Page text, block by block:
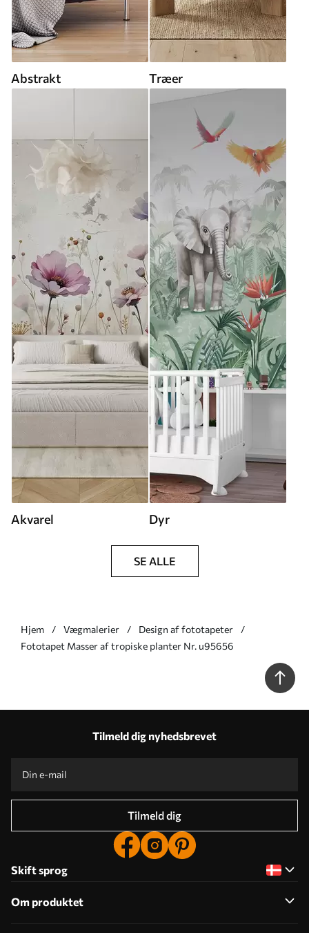
Abstrakt Træer
Akvarel Dyr
SE ALLE
Hjem Vægmalerier
Design af fototapeter
Fototapet Masser af tropiske planter Nr. u95656
Tilmeld dig nyhedsbrevet
Tilmeld dig
Skift sprog
Om produktet